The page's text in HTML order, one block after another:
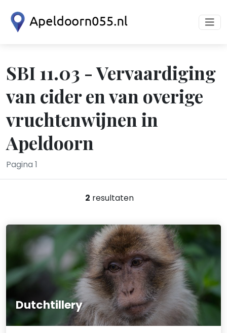
SBI 11.03 - Vervaardiging
van cider en van overige
vruchtenwijnen in
Apeldoorn
Pagina 1
2 resultaten
Dutchtillery